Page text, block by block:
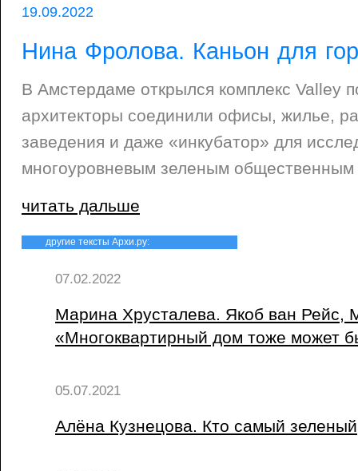
19.09.2022
Нина Фролова. Каньон для
В Амстердаме открылся комплекс Valley
архитекторы соединили офисы, жилье,
заведения и даже «инкубатор» для
многоуровневым зеленым общественным
читать дальше
другие тексты Архи.ру:
07.02.2022
Марина Хрусталева. Якоб ван Рейс,
«Многоквартирный дом тоже может
05.07.2021
Алёна Кузнецова. Кто самый зеленый